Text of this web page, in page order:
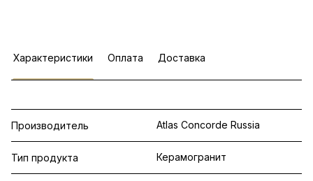
Характеристики Оплата Доставка
Производитель Atlas Concorde Russia
Тип продукта Керамогранит